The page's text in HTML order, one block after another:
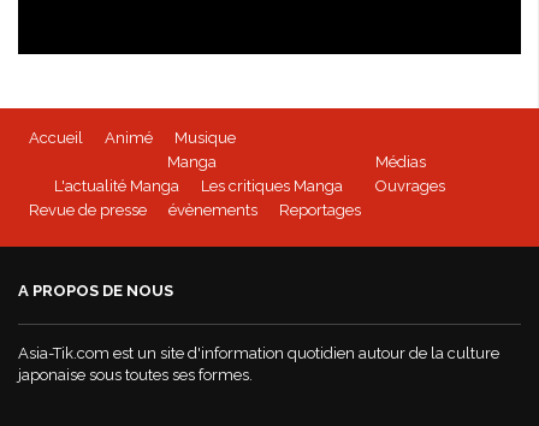
BEYBLADE BURST - Tome 1 disponible
Accueil Animé
Musique
Manga
L'actualité Manga
Les critiques Manga
Médias
Ouvrages
Revue de presse
évènements Reportages
A PROPOS DE NOUS
Asia-Tik.com est un site d'information quotidien autour de la culture
japonaise sous toutes ses formes.